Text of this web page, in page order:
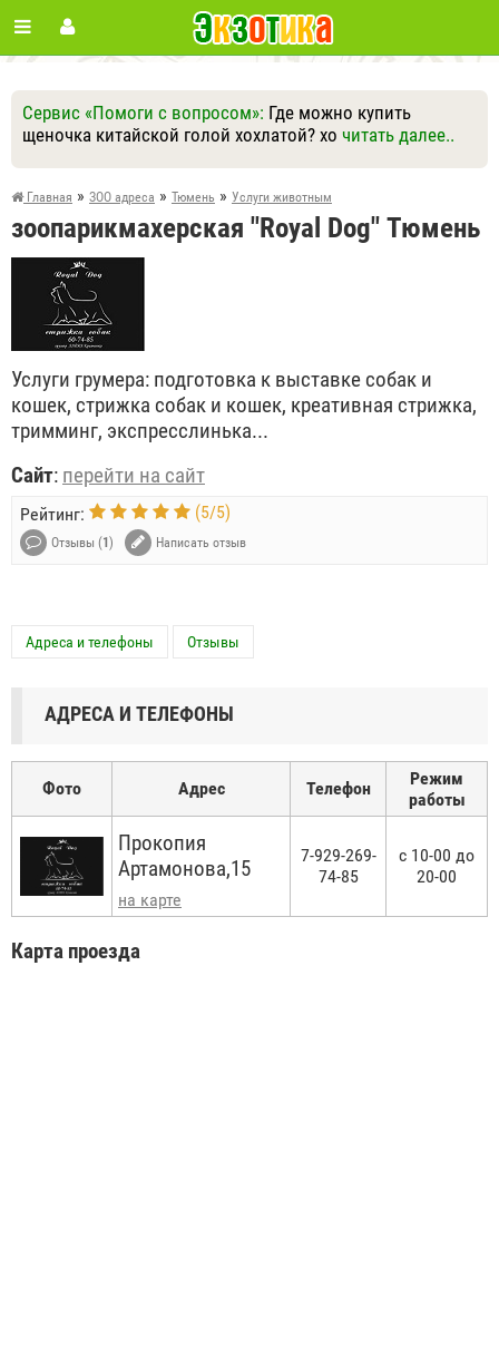
Сервис «Помоги с вопросом»: Где можно купить
щеночка китайской голой хохлатой? хо читать далее..
Ответить Другие вопросы
Задать вопрос
Главная » ЗОО адреса » Тюмень » Услуги животным
зоопарикмахерская "Royal Dog" Тюмень
Услуги грумера: подготовка к выставке собак и
кошек, стрижка собак и кошек, креативная стрижка,
тримминг, экспресслинька...
Сайт: перейти на сайт
Рейтинг: (5/5)
Отзывы (1 ) Написать отзыв
Адреса и телефоны Отзывы
АДРЕСА И ТЕЛЕФОНЫ
Фото Адрес Телефон
Режим
работы
Прокопия
Артамонова,15
на карте
7-929-269-
74-85
с 10-00 до
20-00
Карта проезда